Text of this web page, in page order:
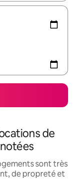
de
sont très
de propreté et